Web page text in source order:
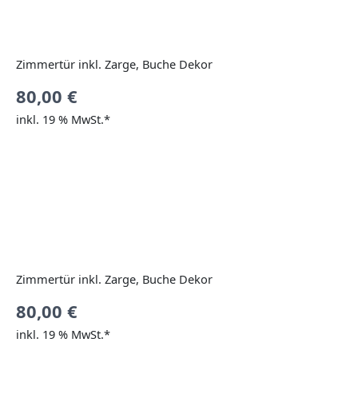
Zimmertür inkl. Zarge, Buche Dekor
80,00 €
inkl. 19 % MwSt.*
Zimmertür inkl. Zarge, Buche Dekor
80,00 €
inkl. 19 % MwSt.*